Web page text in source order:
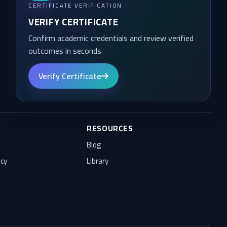
CERTIFICATE VERIFICATION
VERIFY CERTIFICATE
Confirm academic credentials and review verified
outcomes in seconds.
Verify Certificate
RESOURCES
Blog
Library